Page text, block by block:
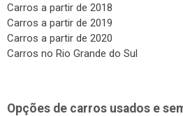
Carros a partir de 2018
Carros a partir de 2019
Carros a partir de 2020
Carros no Rio Grande do Sul
Opções de carros usados e